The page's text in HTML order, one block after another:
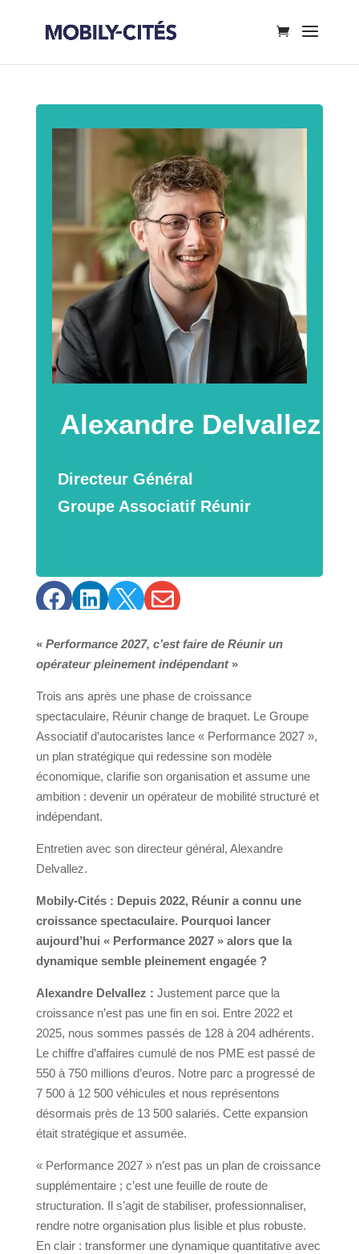
Alexandre Delvallez
Directeur Général
Groupe Associatif Réunir
   
« Performance 2027, c’est faire de Réunir un
opérateur pleinement indépendant»
Trois ans après une phase de croissance
spectaculaire, Réunir change de braquet. Le Groupe
Associatif d’autocaristes lance « Performance 2027 »,
un plan stratégique qui redessine son modèle
économique, clarifie son organisation et assume une
ambition : devenir un opérateur de mobilité structuré et
indépendant.
Entretien avec son directeur général, Alexandre
Delvallez.
Mobily-Cités : Depuis 2022, Réunir a connu une
croissance spectaculaire. Pourquoi lancer
aujourd’hui « Performance 2027 » alors que la
dynamique semble pleinement engagée ?
Alexandre Delvallez : Justement parce que la
croissance n’est pas une fin en soi. Entre 2022 et
2025, nous sommes passés de 128 à 204 adhérents.
Le chiffre d’affaires cumulé de nos PME est passé de
550 à 750 millions d’euros. Notre parc a progressé de
7 500 à 12 500 véhicules et nous représentons
désormais près de 13 500 salariés. Cette expansion
était stratégique et assumée.
« Performance 2027 » n’est pas un plan de croissance
supplémentaire ; c’est une feuille de route de
structuration. Il s’agit de stabiliser, professionnaliser,
rendre notre organisation plus lisible et plus robuste.
En clair : transformer une dynamique quantitative avec